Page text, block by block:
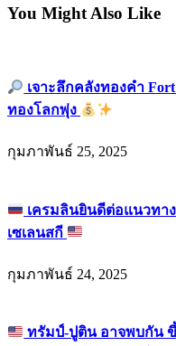
You Might Also Like
เจาะลึกคลังทองคำ
ทองโลกพุ่ง
กุมภาพันธ์ 25, 2025
เครมลินยินดีต่อแนวทา
เซเลนสกี
กุมภาพันธ์ 24, 2025
ทรัมป์-ปูติน อาจพบกัน